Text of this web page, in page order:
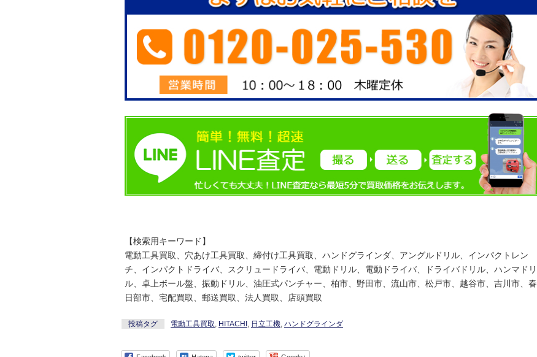
【検索用キーワード】
電動工具買取、穴あけ工具買取、締付け工具買取、ハンドグラインダ、アングルドリル、インパクトレン
チ、インパクトドライバ、スクリュードライバ、電動ドリル、電動ドライバ、ドライバドリル、ハンマドリ
ル、卓上ボール盤、振動ドリル、油圧式パンチャー、柏市、野田市、流山市、松戸市、越谷市、吉川市、春
日部市、宅配買取、郵送買取、法人買取、店頭買取
投稿タグ 電動工具買取, HITACHI , 日立工機, ハンドグラインダ